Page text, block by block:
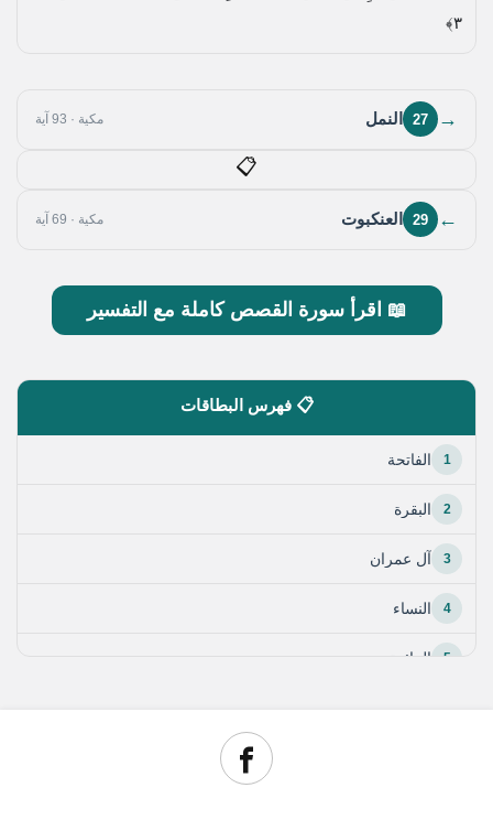
٣﴾
→
27 النمل مكية · 93 آية
📋
←
29 العنكبوت مكية · 69 آية
📖 اقرأ سورة القصص كاملة مع التفسير
📋 فهرس البطاقات
1 الفاتحة
2 البقرة
3 آل عمران
4 النساء
5 المائدة